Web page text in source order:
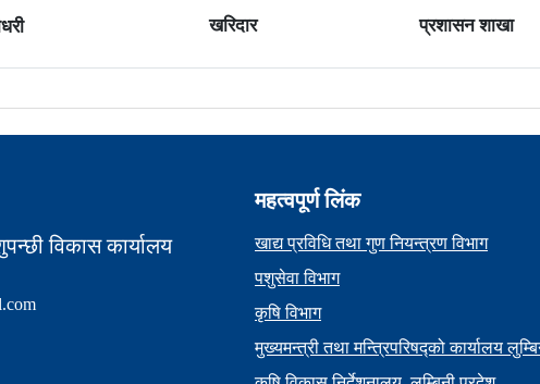
खरिदार प्रशासन शाखा
विकास कार्यालय
महत्वपूर्ण लिंक
खाद्य प्रविधि तथा गुण नियन्त्रण विभाग
पशुसेवा विभाग
कृषि विभाग
मुख्यमन्त्री तथा मन्त्रिपरिषद्को कार्यालय